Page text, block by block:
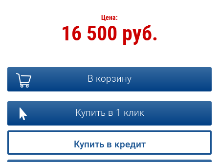
Цена:
16 500 руб.
В корзину
Купить в 1 клик
Купить в кредит